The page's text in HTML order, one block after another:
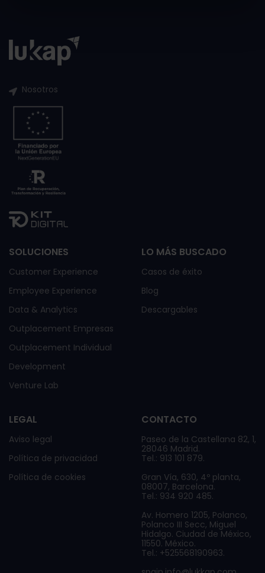
Nosotros
SOLUCIONES
Customer Experience
Employee Experience
Data & Analytics
Outplacement Empresas
Outplacement Individual
Development
Venture Lab
LO MÁS BUSCADO
Casos de éxito
Blog
Descargables
LEGAL
Aviso legal
Política de privacidad
Política de cookies
CONTACTO
Paseo de la Castellana 82, 1,
28046 Madrid.
Tel.: 913 101 879.
Gran Vía, 630, 4º planta,
08007, Barcelona.
Tel.: 934 920 485.
Av. Homero 1205, Polanco,
Polanco III Secc, Miguel
Hidalgo. Ciudad de México,
11550. México.
Tel.: +525568190963.